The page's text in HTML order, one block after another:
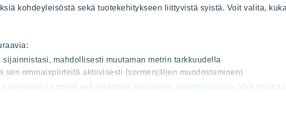
kohdeyleisöstä sekä tuotekehitykseen liittyvistä syistä. Voit valita,
mahdollisesti muutaman metrin tarkkuudella
sen ominaispiirteitä aktiivisesti (sormenjäljen muodostaminen)
ja miten voit määrittää asetuksesi tiedot-osiossa . Voit
Töihin meille
Projektit
Vastuullisuus
Media
Yhteystiedot
Vuokrattavat toimitilat
Toimitilarakentaminen
Teollisuusrakentaminen